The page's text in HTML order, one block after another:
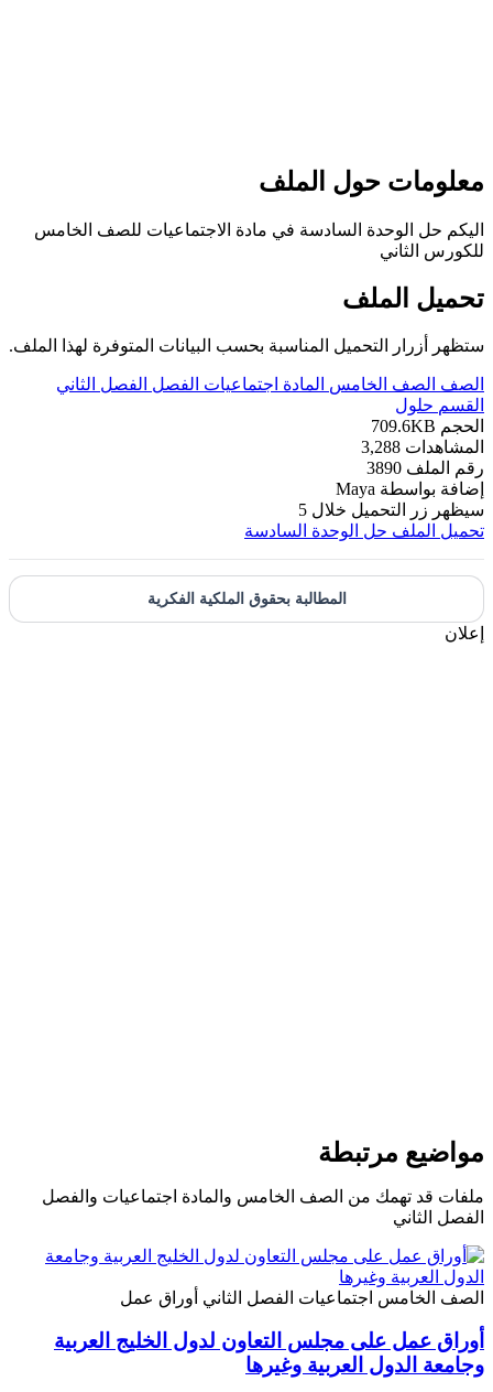
حول الملف
حل الوحدة السادسة في مادة الاجتماعيات للصف الخامس
الثاني
الملف
أزرار التحميل المناسبة بحسب البيانات المتوفرة لهذا الملف.
الصف الخامس المادة اجتماعيات الفصل الفصل الثاني
حلول
709.6KB
3,288
الملف 3890
بواسطة Maya
زر التحميل خلال 5
الملف حل الوحدة السادسة
المطالبة بحقوق الملكية الفكرية
مرتبطة
قد تهمك من الصف الخامس والمادة اجتماعيات والفصل
الثاني
الخامس اجتماعيات الفصل الثاني أوراق عمل
عمل على مجلس التعاون لدول الخليج العربية
الدول العربية وغيرها